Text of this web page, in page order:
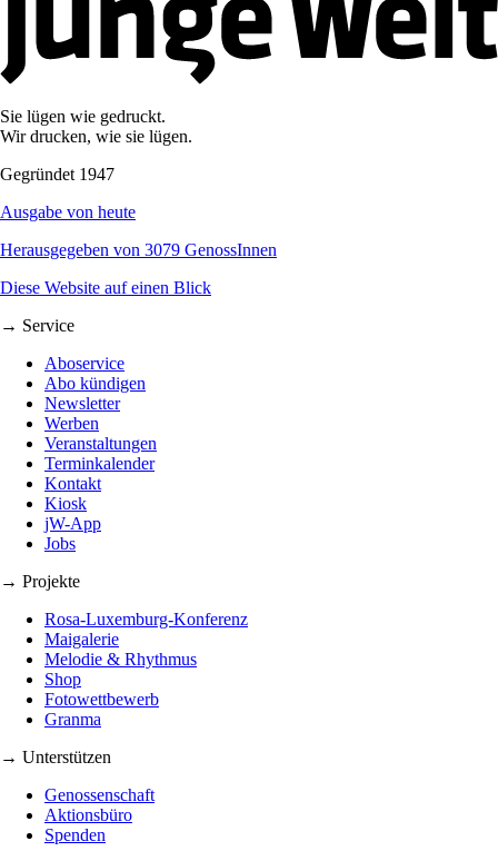
Sie lügen wie gedruckt.
Wir drucken, wie sie lügen.
Gegründet 1947
Ausgabe von heute
Herausgegeben von 3079 GenossInnen
Diese Website auf einen Blick
→ Service
Aboservice
Abo kündigen
Newsletter
Werben
Veranstaltungen
Terminkalender
Kontakt
Kiosk
jW-App
Jobs
→ Projekte
Rosa-Luxemburg-Konferenz
Maigalerie
Melodie & Rhythmus
Shop
Fotowettbewerb
Granma
→ Unterstützen
Genossenschaft
Aktionsbüro
Spenden